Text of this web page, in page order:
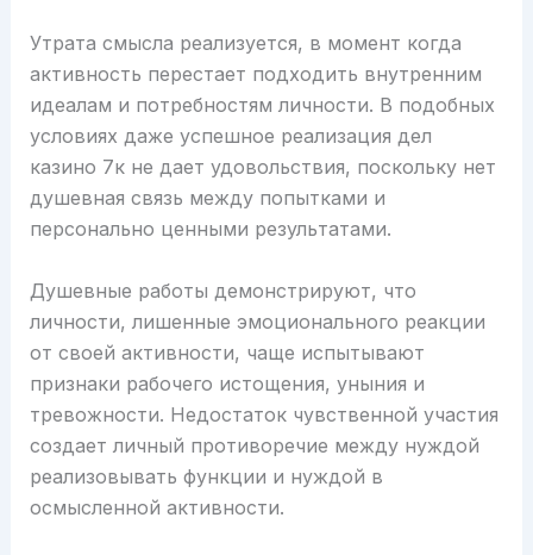
Утрата смысла реализуется, в момент когда
активность перестает подходить внутренним
идеалам и потребностям личности. В подобных
условиях даже успешное реализация дел
казино 7к не дает удовольствия, поскольку нет
душевная связь между попытками и
персонально ценными результатами.
Душевные работы демонстрируют, что
личности, лишенные эмоционального реакции
от своей активности, чаще испытывают
признаки рабочего истощения, уныния и
тревожности. Недостаток чувственной участия
создает личный противоречие между нуждой
реализовывать функции и нуждой в
осмысленной активности.